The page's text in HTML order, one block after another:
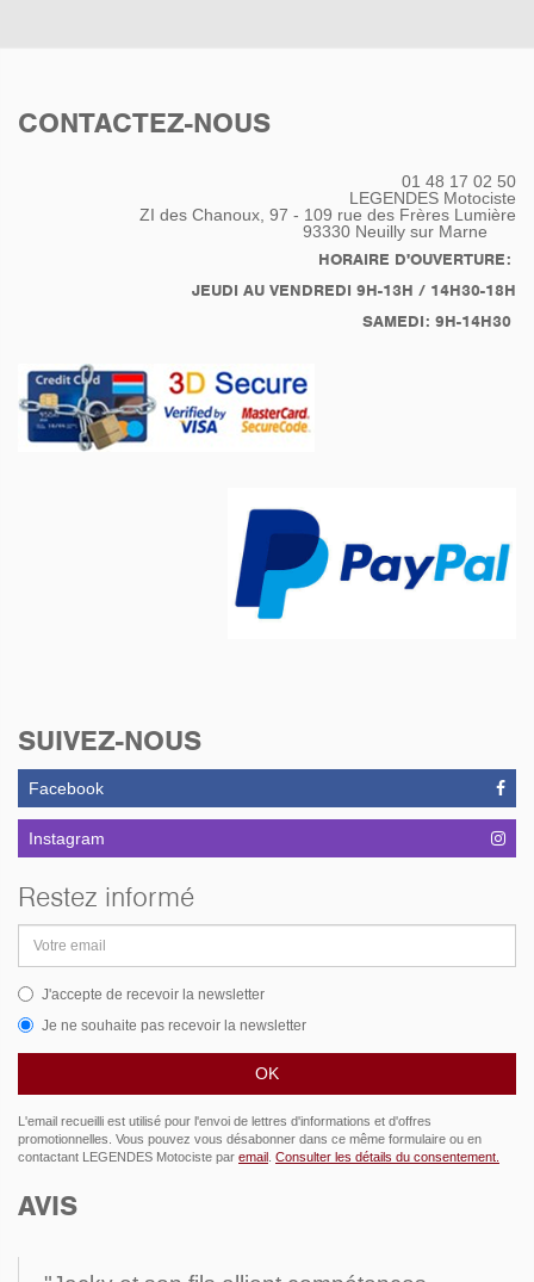
CONTACTEZ-NOUS
01 48 17 02 50
LEGENDES Motociste
ZI des Chanoux, 97 - 109 rue des Frères Lumière
93330 Neuilly sur Marne
HORAIRE D'OUVERTURE:
JEUDI AU VENDREDI 9H-13H / 14H30-18H
SAMEDI: 9H-14H30
SUIVEZ-NOUS
Facebook
Instagram
Restez informé
email
J'accepte de recevoir la newsletter
Je ne souhaite pas recevoir la newsletter
L'email recueilli est utilisé pour l'envoi de lettres d'informations et d'offres
promotionnelles. Vous pouvez vous désabonner dans ce même formulaire ou en
contactant LEGENDES Motociste par email Consulter les détails du consentement.
AVIS